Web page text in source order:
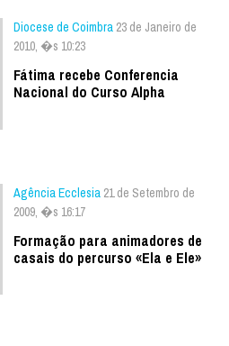
Diocese de Coimbra 23 de Janeiro de
2010, �s 10:23
Fátima recebe Conferencia
Nacional do Curso Alpha
Agência Ecclesia 21 de Setembro de
2009, �s 16:17
Formação para animadores de
casais do percurso «Ela e Ele»